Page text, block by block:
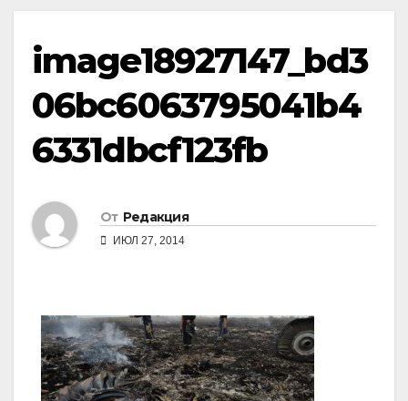
image18927147_bd3
06bc6063795041b4
6331dbcf123fb
От Редакция
ИЮЛ 27, 2014